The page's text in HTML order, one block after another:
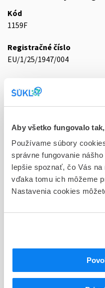
Aby všetko fungovalo
Používame súbory
správne fungovanie
lepšie spoznať, čo Vás
vďaka tomu ich môžeme
Nastavenia cookies
Kód
1159F
Registračné číslo
EU/1/25/1947/004
cps end 56x348 mg
E - EU registrácia
Typ registračnej procedúry
Európska
Držiteľ, krajina
Neuraxpharm
ATC
Cytostatiká
L04